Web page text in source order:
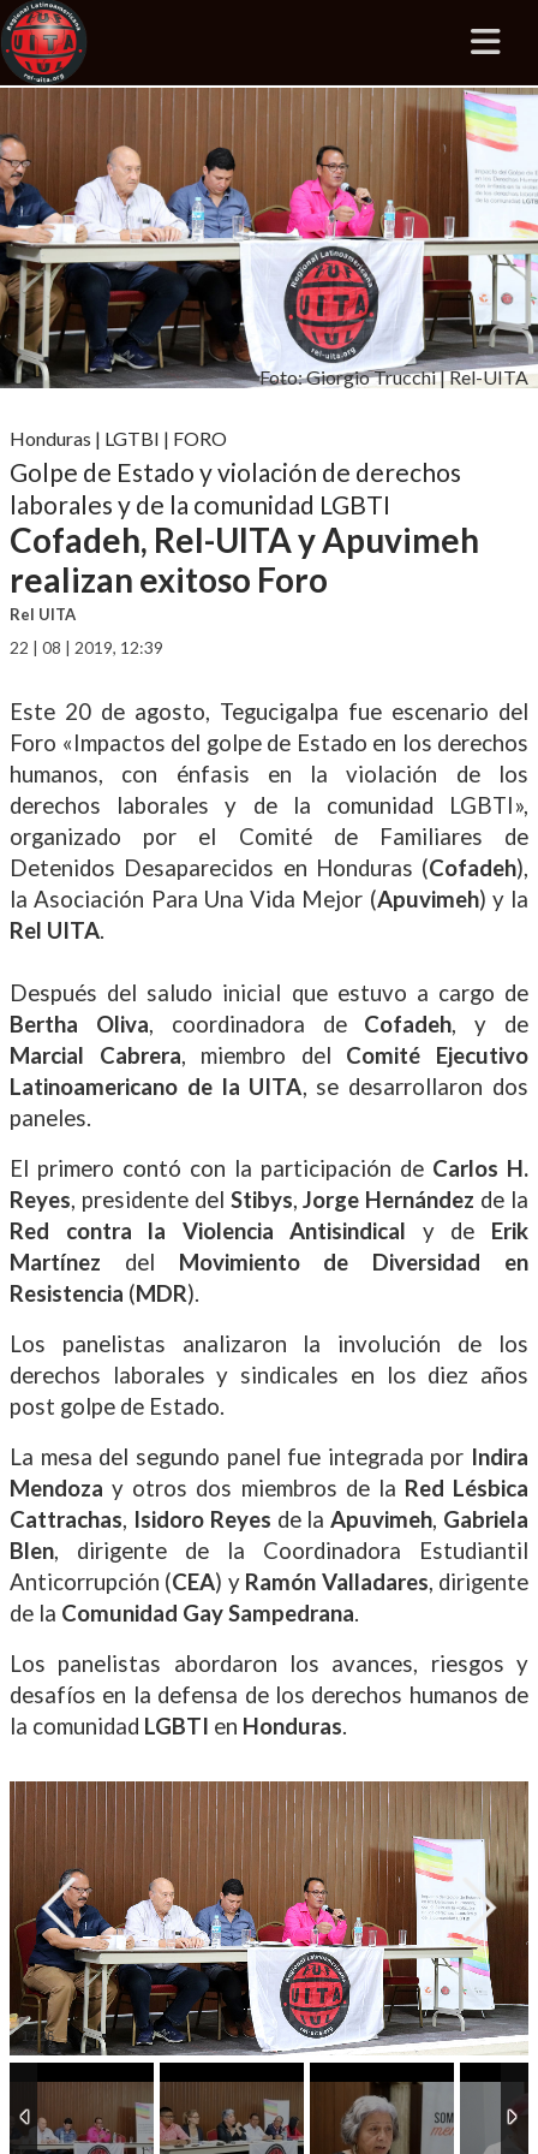
Foto: Giorgio Trucchi | Rel-UITA
Honduras | LGTBI | FORO
Golpe de Estado y violación de derechos
laborales y de la comunidad LGBTI
Cofadeh, Rel-UITA y Apuvimeh
realizan exitoso Foro
Rel UITA
22 | 08 | 2019, 12:39
Este 20 de agosto, Tegucigalpa fue escenario del
Foro «Impactos del golpe de Estado en los derechos
humanos, con énfasis en la violación de los
derechos laborales y de la comunidad LGBTI»,
organizado por el Comité de Familiares de
Detenidos Desaparecidos en Honduras (Cofadeh),
la Asociación Para Una Vida Mejor (Apuvimeh) y la
Rel UITA.
Después del saludo inicial que estuvo a cargo de
Bertha Oliva, coordinadora de Cofadeh, y de
Marcial Cabrera, miembro del Comité Ejecutivo
Latinoamericano de la UITA, se desarrollaron dos
paneles.
El primero contó con la participación de Carlos H.
Reyes, presidente del Stibys,Jorge Hernández de la
Red contra la Violencia Antisindical y de Erik
Martínez del Movimiento de Diversidad en
Resistencia (MDR).
Los panelistas analizaron la involución de los
derechos laborales y sindicales en los diez años
post golpe de Estado.
La mesa del segundo panel fue integrada por Indira
Mendoza y otros dos miembros de la Red Lésbica
Cattrachas, Isidoro Reyes de laApuvimeh, Gabriela
Blen, dirigente de la Coordinadora Estudiantil
Anticorrupción (CEA) y Ramón Valladares, dirigente
de la Comunidad Gay Sampedrana.
Los panelistas abordaron los avances, riesgos y
desafíos en la defensa de los derechos humanos de
la comunidad LGBTI en Honduras.
1 / 26